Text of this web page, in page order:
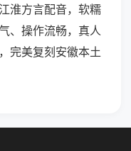
淮方言配音，软糯
、操作流畅，真人
完美复刻安徽本土